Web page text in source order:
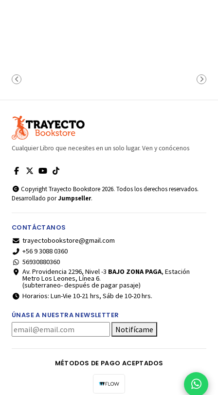
Cualquier Libro que necesites en un solo lugar. Ven y conócenos
Copyright Trayecto Bookstore 2026. Todos los derechos reservados.
Desarrollado porJumpseller.
CONTÁCTANOS
trayectobookstore@gmail.com
+56 9 3088 0360
56930880360
Av. Providencia 2296, Nivel -3 BAJO ZONA PAGA, Estación
Metro Los Leones, Línea 6.
(subterraneo- después de pagar pasaje)
Horarios: Lun-Vie 10-21 hrs, Sáb de 10-20 hrs.
ÚNASE A NUESTRA NEWSLETTER
Notifícame
MÉTODOS DE PAGO ACEPTADOS